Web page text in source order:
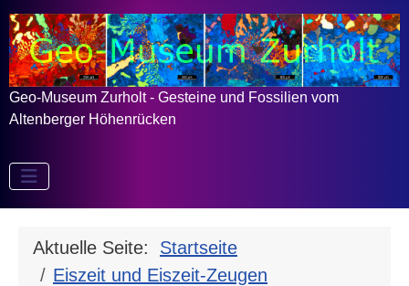
Geo-Museum Zurholt - Gesteine und Fossilien vom
Altenberger Höhenrücken
Aktuelle Seite: Startseite
Eiszeit und Eiszeit-Zeugen